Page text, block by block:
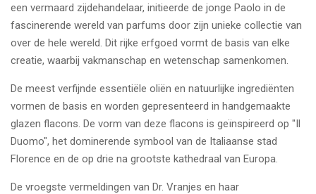
een vermaard zijdehandelaar, initieerde de jonge Paolo in de
fascinerende wereld van parfums door zijn unieke collectie van
over de hele wereld. Dit rijke erfgoed vormt de basis van elke
creatie, waarbij vakmanschap en wetenschap samenkomen.
De meest verfijnde essentiële oliën en natuurlijke ingrediënten
vormen de basis en worden gepresenteerd in handgemaakte
glazen flacons. De vorm van deze flacons is geïnspireerd op "Il
Duomo", het dominerende symbool van de Italiaanse stad
Florence en de op drie na grootste kathedraal van Europa.
De vroegste vermeldingen van Dr. Vranjes en haar